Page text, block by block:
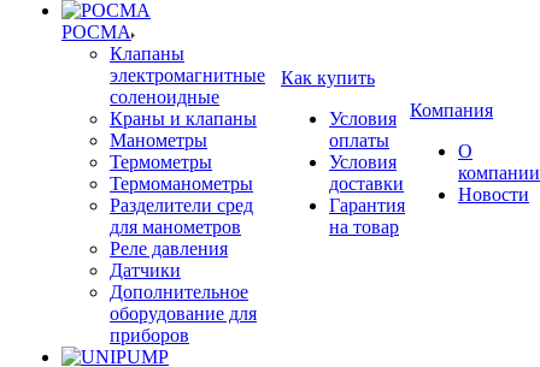
РОСМА
Клапаны
электромагнитные
соленоидные
Краны и клапаны
Манометры
Термометры
Термоманометры
Разделители сред
для манометров
Реле давления
Датчики
Дополнительное
оборудование для
приборов
Как купить
Условия
оплаты
Условия
доставки
Гарантия
на товар
Компания
О
компании
Новости